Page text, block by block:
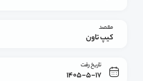
مقصد
کیپ تاون
تاریخ رفت
1405-5-17